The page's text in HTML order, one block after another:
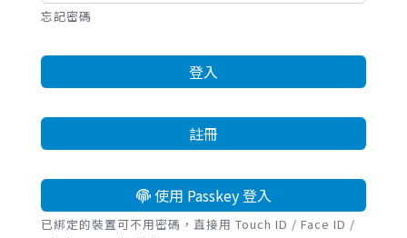
忘記密碼
登入
註冊
使用 Passkey 登入
已綁定的裝置可不用密碼，直接用 Touch ID / Face ID /